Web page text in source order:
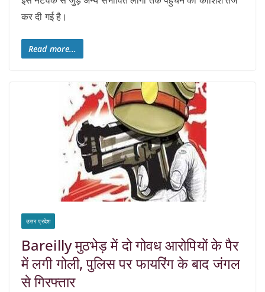
कर दी गई है।
Read more...
उत्तर प्रदेश
Bareilly मुठभेड़ में दो गोवध आरोपियों के पैर
में लगी गोली, पुलिस पर फायरिंग के बाद जंगल
से गिरफ्तार